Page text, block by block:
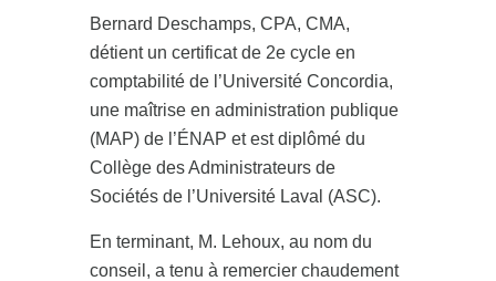
Bernard Deschamps, CPA, CMA,
détient un certificat de 2e cycle en
comptabilité de l’Université Concordia,
une maîtrise en administration publique
(MAP) de l’ÉNAP et est diplômé du
Collège des Administrateurs de
Sociétés de l’Université Laval (ASC).
En terminant, M. Lehoux, au nom du
conseil, a tenu à remercier chaudement